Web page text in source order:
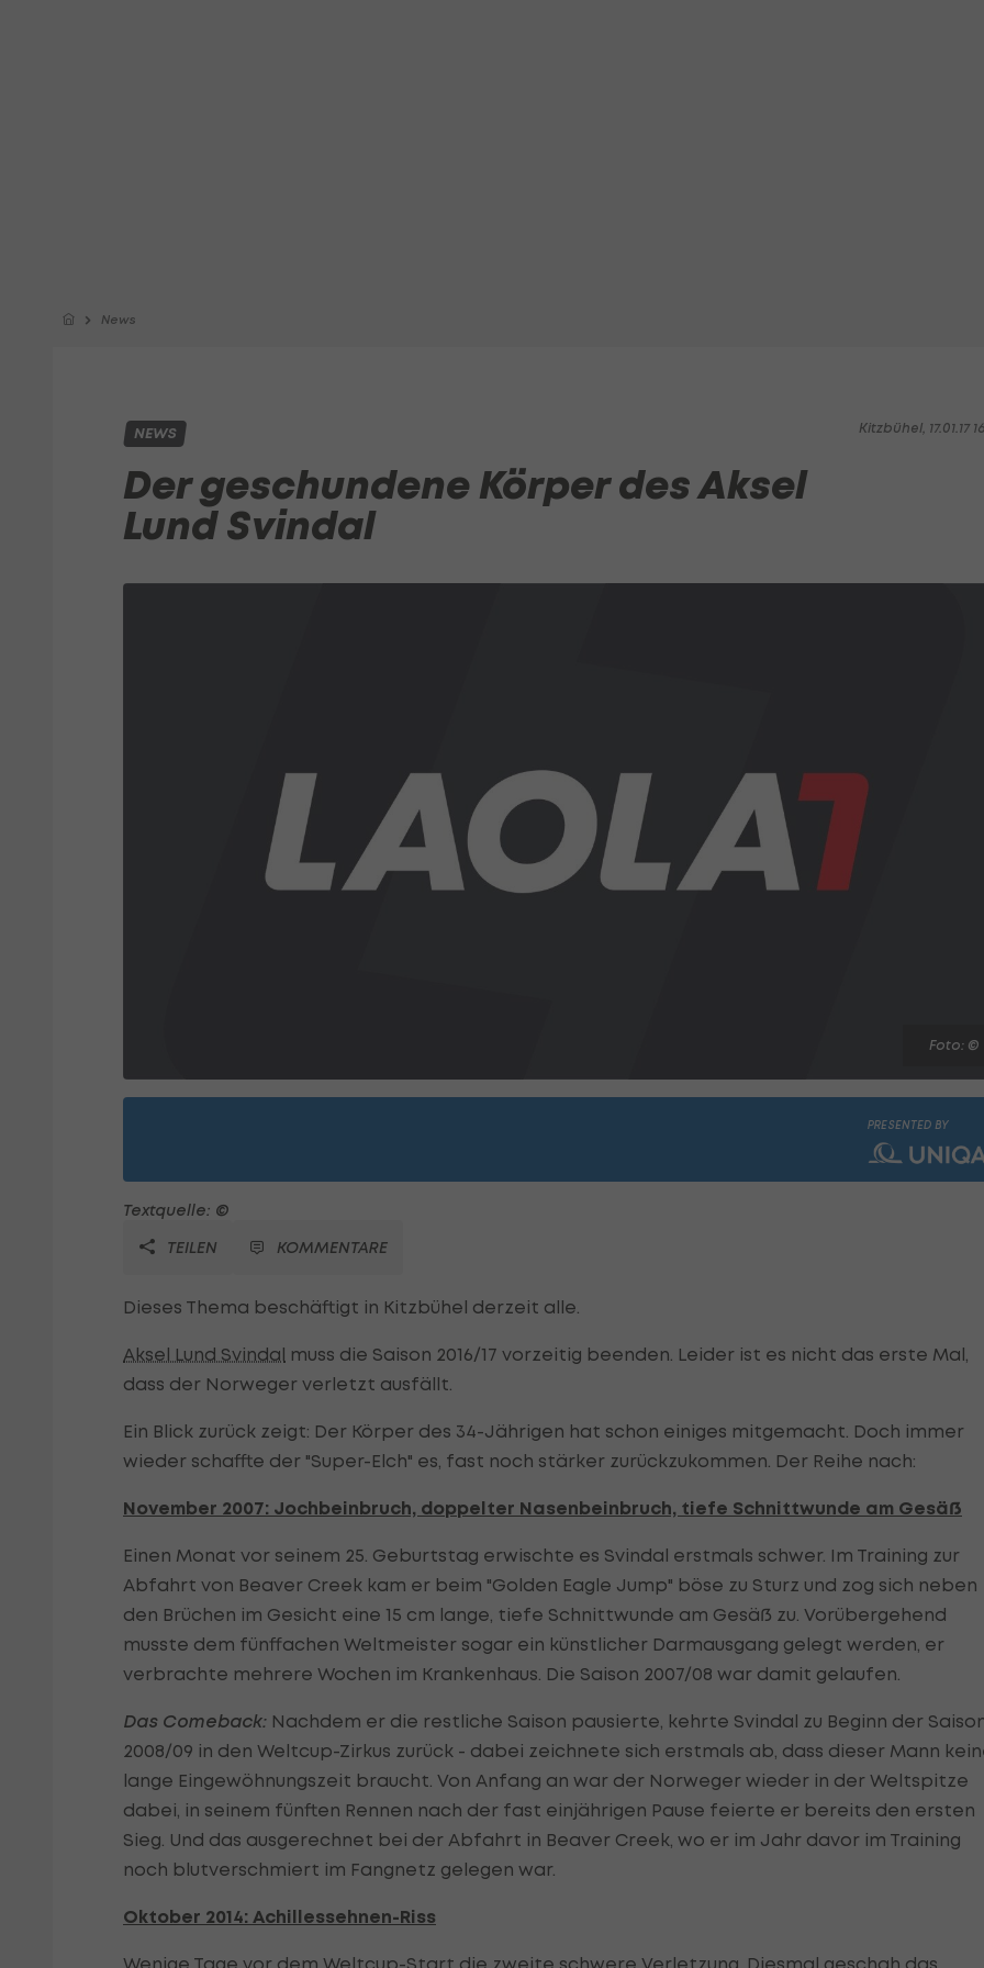
News
Kitzbühel, 17.01.17
NEWS
Der geschundene Körper des Aksel
Lund Svindal
Foto: ©
PRESENTED BY
Textquelle: ©
TEILEN
KOMMENTARE
Dieses Thema beschäftigt in Kitzbühel derzeit alle.
Aksel Lund Svindal muss die Saison 2016/17 vorzeitig beenden. Leider ist es nicht das erste Mal,
dass der Norweger verletzt ausfällt.
Ein Blick zurück zeigt: Der Körper des 34-Jährigen hat schon einiges mitgemacht. Doch immer
wieder schaffte der "Super-Elch" es, fast noch stärker zurückzukommen. Der Reihe nach:
November 2007: Jochbeinbruch, doppelter Nasenbeinbruch, tiefe Schnittwunde am Gesäß
Einen Monat vor seinem 25. Geburtstag erwischte es Svindal erstmals schwer. Im Training zur
Abfahrt von Beaver Creek kam er beim "Golden Eagle Jump" böse zu Sturz und zog sich neben
den Brüchen im Gesicht eine 15 cm lange, tiefe Schnittwunde am Gesäß zu. Vorübergehend
musste dem fünffachen Weltmeister sogar ein künstlicher Darmausgang gelegt werden, er
verbrachte mehrere Wochen im Krankenhaus. Die Saison 2007/08 war damit gelaufen.
Das Comeback: Nachdem er die restliche Saison pausierte, kehrte Svindal zu Beginn der
2008/09 in den Weltcup-Zirkus zurück - dabei zeichnete sich erstmals ab, dass dieser Mann
lange Eingewöhnungszeit braucht. Von Anfang an war der Norweger wieder in der Weltspitze
dabei, in seinem fünften Rennen nach der fast einjährigen Pause feierte er bereits den ersten
Sieg. Und das ausgerechnet bei der Abfahrt in Beaver Creek, wo er im Jahr davor im Training
noch blutverschmiert im Fangnetz gelegen war.
Oktober 2014: Achillessehnen-Riss